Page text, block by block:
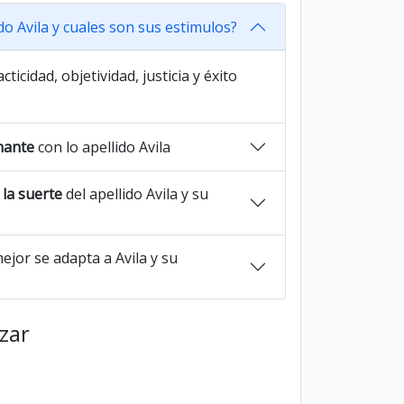
Avila y cuales son sus estimulos?
objetividad, justicia y éxito
con lo apellido Avila
suertedel apellido Avila y su
se adapta a Avila y su